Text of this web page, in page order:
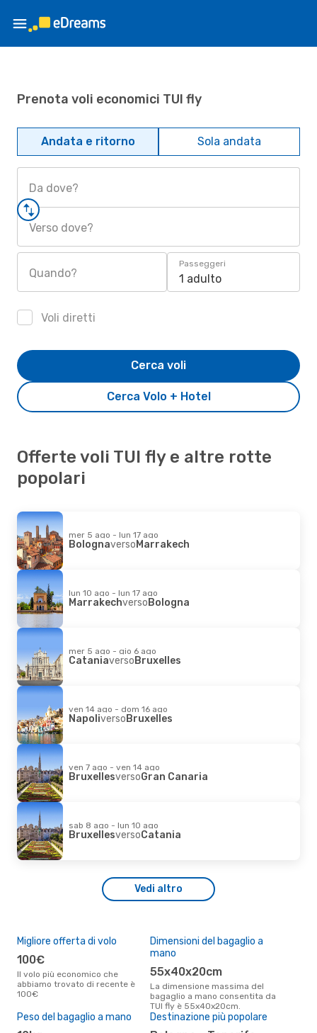
Prenota voli economici TUI fly
Andata e ritorno Sola andata
Da dove?
Verso dove?
Quando?
Passeggeri
1 adulto
Voli diretti
Cerca Volo + Hotel
Cerca voli
Offerte voli TUI fly e altre rotte
popolari
mer 5 ago - lun 17 ago
BolognaversoMarrakech
lun 10 ago - lun 17 ago
MarrakechversoBologna
mer 5 ago - gio 6 ago
CataniaversoBruxelles
ven 14 ago - dom 16 ago
NapoliversoBruxelles
ven 7 ago - ven 14 ago
BruxellesversoGran Canaria
sab 8 ago - lun 10 ago
BruxellesversoCatania
Vedi altro
Migliore offerta di volo
100€
Il volo più economico che
abbiamo trovato di recente è
100€
Dimensioni del bagaglio a
mano
55x40x20cm
La dimensione massima del
bagaglio a mano consentita da
TUI fly è 55x40x20cm.
Peso del bagaglio a mano Destinazione più popolare